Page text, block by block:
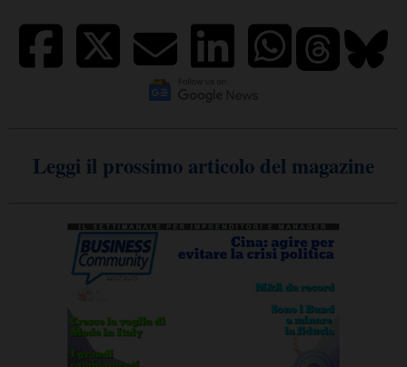
Leggi il prossimo articolo del magazine